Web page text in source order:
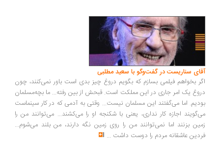
سناریست در گفت‌وگو با سعید مطلبی
بخواهم فیلمی بسازم که بگویم دروغ چیز بدی است باور نمی‌کنند، چون
یک امر جاری در این مملکت است. قبحش از بین رفته... ما بچه‌مسلمان
اما می‌گفتند این مسلمان نیست... وقتی به آدمی که در کار سینماست
اجازه کار نداری، یعنی با شکنجه او را می‌کشند... می‌توانند من را
بزنند اما نمی‌توانند من را روی زمین نگه دارند، من بلند می‌شوم...
عاشقانه مردم را دوست داشت ...